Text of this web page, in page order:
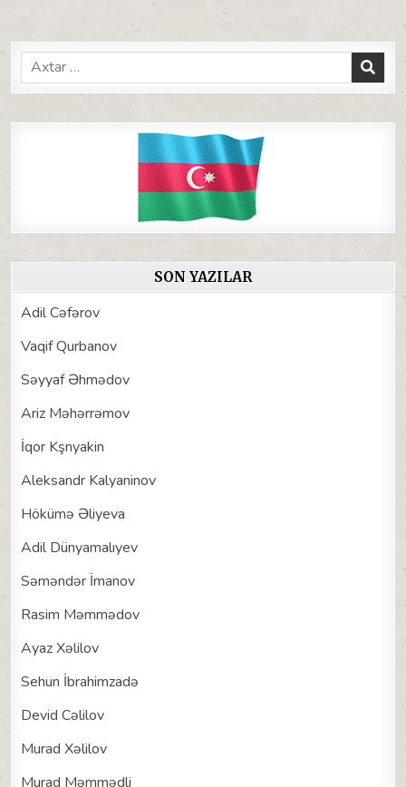
Search
for:
SON YAZILAR
Adil Cəfərov
Vaqif Qurbanov
Səyyaf Əhmədov
Ariz Məhərrəmov
İqor Kşnyakin
Aleksandr Kalyaninov
Hökümə Əliyeva
Adil Dünyamalıyev
Səməndər İmanov
Rasim Məmmədov
Ayaz Xəlilov
Sehun İbrahimzadə
Devid Cəlilov
Murad Xəlilov
Murad Məmmədli